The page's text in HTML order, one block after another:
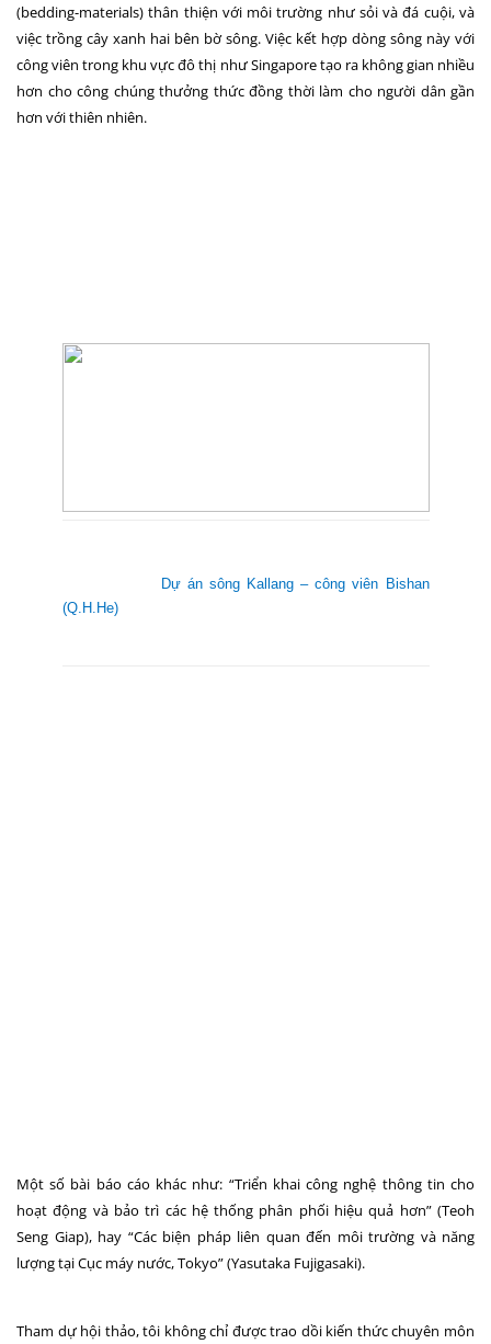
(bedding-materials) thân thiện với môi trường như sỏi và đá cuội, và
việc trồng cây xanh hai bên bờ sông. Việc kết hợp dòng sông này với
công viêntrong khu vực đô thị nhưSingaporetạo ra không gian nhiều
hơn cho công chúng thưởng thứcđồng thờilàm cho người dân gần
hơn vớithiên nhiên.
Dự án sông Kallang – công viên Bishan
(Q.H.He)
Một số bài báo cáo khác như: “Triển khai công nghệ thông tin cho
hoạt động và bảo trì các hệ thống phân phối hiệu quả hơn” (Teoh
Seng Giap), hay “Các biện pháp liên quan đến môi trường và năng
lượng tại Cục máy nước, Tokyo” (Yasutaka Fujigasaki).
Tham dự hội thảo, tôi không chỉ được trao dồi kiến thức chuyên môn